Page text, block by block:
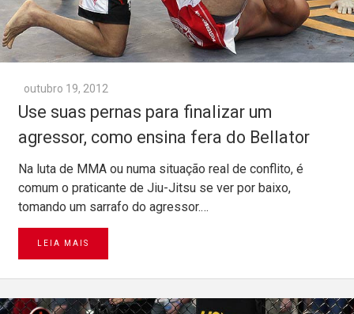
outubro 19, 2012
Use suas pernas para finalizar um
agressor, como ensina fera do Bellator
Na luta de MMA ou numa situação real de conflito, é
comum o praticante de Jiu-Jitsu se ver por baixo,
tomando um sarrafo do agressor.…
LEIA MAIS